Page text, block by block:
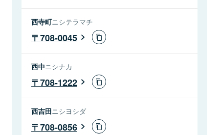
西寺町ニシテラマチ
708-0045
西中ニシナカ
708-1222
西吉田ニシヨシダ
708-0856